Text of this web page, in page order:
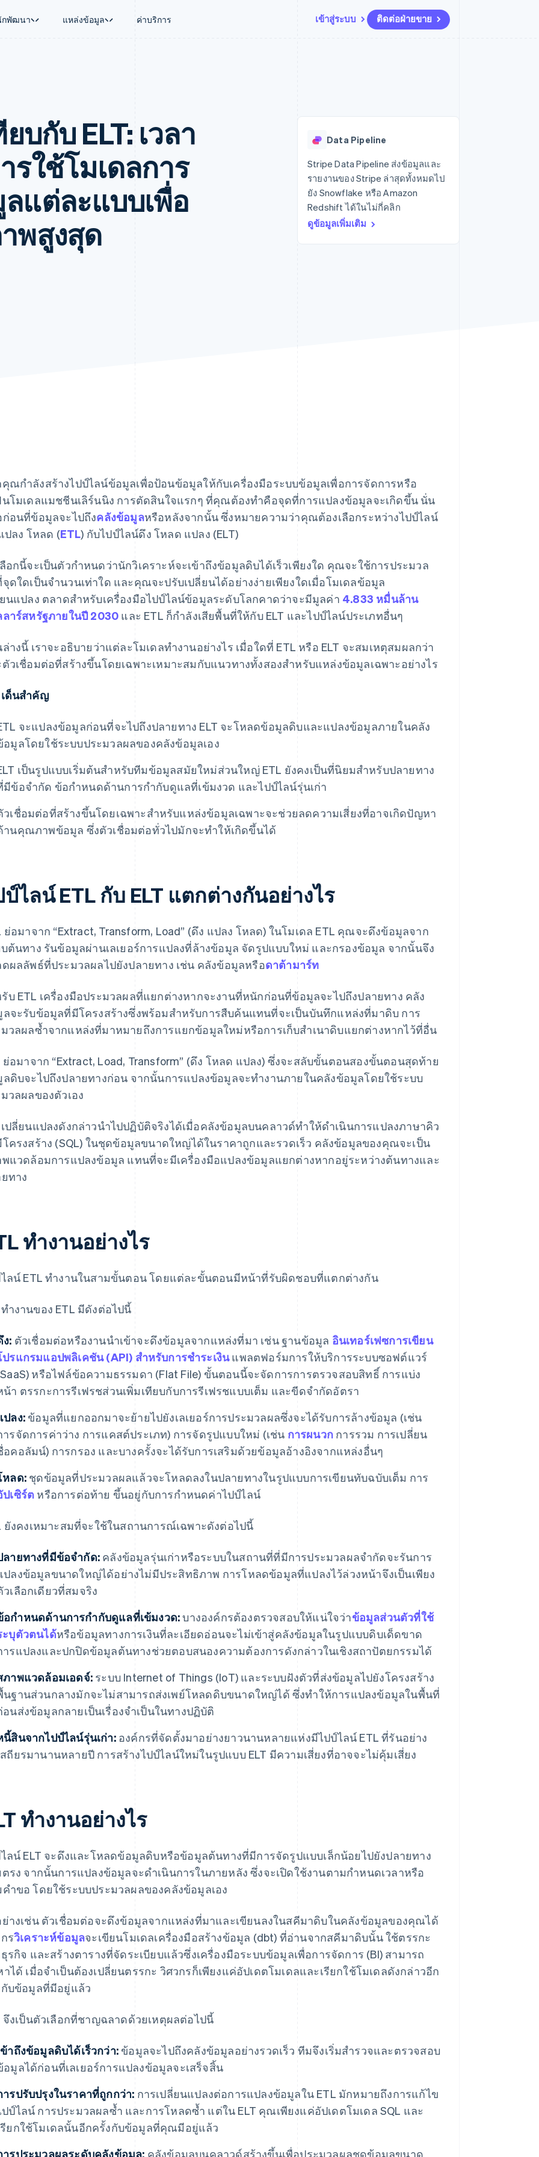
พัฒนา แหล่งข้อมูล ค่าบริการ เข้าสู่ระบบ ติดต่อฝ่ายขาย
ใช้งาน
ล
นตามรอบ
ผนล่วง
ารทำบัญชี
Radar
การก่อตั้งบริษัทสตาร์ทอัพ
Climate
การขจัดคาร์บอน
อัตโนมัติด้านการเงิน
ลก
งินในแอป
เงิน
การบริการ การเดินทาง และสันทนาการ
ประกันภัย
องค์กรไม่แสวงผลกำไร
บริการเฉพาะทาง
ภาครัฐ
ธุรกิจค้าปลีก
จัดการการชำระเงินตามรอบบิล
เสนอการเรียกเก็บเงินตามการใช้งาน
ออกบัตรที่มีสเตเบิลคอยน์รองรับอยู่
จัดเตรียมและจัดการบริการด้วยเอเจนต์
สถานะ API
Stripe Press
บกับ ELT: เวลา
รใช้โมเดลการ
แต่ละแบบเพื่อ
พสูงสุด
Data Pipeline
Stripe Data Pipeline ส่งข้อมูลและ
รายงานของ Stripe ล่าสุดทั้งหมดไป
ยัง Snowflake หรือ Amazon
Redshift ได้ในไม่กี่คลิก
ดูข้อมูลเพิ่มเติม
ณกำลังสร้างไปป์ไลน์ข้อมูลเพื่อป้อนข้อมูลให้กับเครื่องมือระบบข้อมูลเพื่อการจัดการหรือ
โมเดลแมชชีนเลิร์นนิง การตัดสินใจแรกๆ ที่คุณต้องทำคือจุดที่การแปลงข้อมูลจะเกิดขึ้น นั่น
อนที่ข้อมูลจะไปถึงคลังข้อมูลหรือหลังจากนั้น ซึ่งหมายความว่าคุณต้องเลือกระหว่างไปป์ไลน์
ปลง โหลด (ETL) กับไปป์ไลน์ดึง โหลด แปลง (ELT)
อกนี้จะเป็นตัวกำหนดว่านักวิเคราะห์จะเข้าถึงข้อมูลดิบได้เร็วเพียงใด คุณจะใช้การประมวล
ดใดเป็นจำนวนเท่าใด และคุณจะปรับเปลี่ยนได้อย่างง่ายเพียงใดเมื่อโมเดลข้อมูล
นแปลง ตลาดสำหรับเครื่องมือไปป์ไลน์ข้อมูลระดับโลกคาดว่าจะมีมูลค่า 4.833 หมื่นล้าน
าร์สหรัฐภายในปี 2030 และ ETL ก็กำลังเสียพื้นที่ให้กับ ELT และไปป์ไลน์ประเภทอื่นๆ
างนี้ เราจะอธิบายว่าแต่ละโมเดลทำงานอย่างไร เมื่อใดที่ ETL หรือ ELT จะสมเหตุสมผลกว่า
วเชื่อมต่อที่สร้างขึ้นโดยเฉพาะเหมาะสมกับแนวทางทั้งสองสำหรับแหล่งข้อมูลเฉพาะอย่างไร
ด็นสำคัญ
จะแปลงข้อมูลก่อนที่จะไปถึงปลายทาง ELT จะโหลดข้อมูลดิบและแปลงข้อมูลภายในคลัง
อมูลโดยใช้ระบบประมวลผลของคลังข้อมูลเอง
เป็นรูปแบบเริ่มต้นสำหรับทีมข้อมูลสมัยใหม่ส่วนใหญ่ ETL ยังคงเป็นที่นิยมสำหรับปลายทาง
มีข้อจำกัด ข้อกำหนดด้านการกำกับดูแลที่เข้มงวด และไปป์ไลน์รุ่นเก่า
วเชื่อมต่อที่สร้างขึ้นโดยเฉพาะสำหรับแหล่งข้อมูลเฉพาะจะช่วยลดความเสี่ยงที่อาจเกิดปัญหา
านคุณภาพข้อมูล ซึ่งตัวเชื่อมต่อทั่วไปมักจะทำให้เกิดขึ้นได้
ไลน์ ETL กับ ELT แตกต่างกันอย่างไร
ย่อมาจาก “Extract, Transform, Load” (ดึง แปลง โหลด) ในโมเดล ETL คุณจะดึงข้อมูลจาก
ต้นทาง รันข้อมูลผ่านเลเยอร์การแปลงที่ล้างข้อมูล จัดรูปแบบใหม่ และกรองข้อมูล จากนั้นจึง
ผลลัพธ์ที่ประมวลผลไปยังปลายทาง เช่น คลังข้อมูลหรือดาต้ามาร์ท
บ ETL เครื่องมือประมวลผลที่แยกต่างหากจะงานที่หนักก่อนที่ข้อมูลจะไปถึงปลายทาง คลัง
จะรับข้อมูลที่มีโครงสร้างซึ่งพร้อมสำหรับการสืบค้นแทนที่จะเป็นบันทึกแหล่งที่มาดิบ การ
วลผลซ้ำจากแหล่งที่มาหมายถึงการแยกข้อมูลใหม่หรือการเก็บสำเนาดิบแยกต่างหากไว้ที่อื่น
ย่อมาจาก “Extract, Load, Transform” (ดึง โหลด แปลง) ซึ่งจะสลับขั้นตอนสองขั้นตอนสุดท้าย
ดิบจะไปถึงปลายทางก่อน จากนั้นการแปลงข้อมูลจะทำงานภายในคลังข้อมูลโดยใช้ระบบ
วลผลของตัวเอง
ปลี่ยนแปลงดังกล่าวนำไปปฏิบัติจริงได้เมื่อคลังข้อมูลบนคลาวด์ทำให้ดำเนินการแปลงภาษาคิว
ครงสร้าง (SQL) ในชุดข้อมูลขนาดใหญ่ได้ในราคาถูกและรวดเร็ว คลังข้อมูลของคุณจะเป็น
แวดล้อมการแปลงข้อมูล แทนที่จะมีเครื่องมือแปลงข้อมูลแยกต่างหากอยู่ระหว่างต้นทางและ
ทาง
ทำงานอย่างไร
ลน์ ETL ทำงานในสามขั้นตอน โดยแต่ละขั้นตอนมีหน้าที่รับผิดชอบที่แตกต่างกัน
ำงานของ ETL มีดังต่อไปนี้
ง: ตัวเชื่อมต่อหรืองานนำเข้าจะดึงข้อมูลจากแหล่งที่มา เช่น ฐานข้อมูล อินเทอร์เฟซการเขียน
ปรแกรมแอปพลิเคชัน (API) สำหรับการชำระเงินแพลตฟอร์มการให้บริการระบบซอฟต์แวร์
หรือไฟล์ข้อความธรรมดา (Flat File) ขั้นตอนนี้จะจัดการการตรวจสอบสิทธิ์ การแบ่ง
น้า ตรรกะการรีเฟรชส่วนเพิ่มเทียบกับการรีเฟรชแบบเต็ม และขีดจำกัดอัตรา
ปลง: ข้อมูลที่แยกออกมาจะย้ายไปยังเลเยอร์การประมวลผลซึ่งจะได้รับการล้างข้อมูล (เช่น
ารจัดการค่าว่าง การแคสต์ประเภท) การจัดรูปแบบใหม่ (เช่น การผนวก การรวม การเปลี่ยน
อคอลัมน์) การกรอง และบางครั้งจะได้รับการเสริมด้วยข้อมูลอ้างอิงจากแหล่งอื่นๆ
หลด: ชุดข้อมูลที่ประมวลผลแล้วจะโหลดลงในปลายทางในรูปแบบการเขียนทับฉบับเต็ม การ
ปเซิร์ต หรือการต่อท้าย ขึ้นอยู่กับการกำหนดค่าไปป์ไลน์
ยังคงเหมาะสมที่จะใช้ในสถานการณ์เฉพาะดังต่อไปนี้
ลายทางที่มีข้อจำกัด: คลังข้อมูลรุ่นเก่าหรือระบบในสถานที่ที่มีการประมวลผลจำกัดจะรันการ
ปลงข้อมูลขนาดใหญ่ได้อย่างไม่มีประสิทธิภาพ การโหลดข้อมูลที่แปลงไว้ล่วงหน้าจึงเป็นเพียง
วเลือกเดียวที่สมจริง
อกำหนดด้านการกำกับดูแลที่เข้มงวด:บางองค์กรต้องตรวจสอบให้แน่ใจว่าข้อมูลส่วนตัวที่ใช้
ะบุตัวตนได้หรือข้อมูลทางการเงินที่ละเอียดอ่อนจะไม่เข้าสู่คลังข้อมูลในรูปแบบดิบเด็ดขาด
ารแปลงและปกปิดข้อมูลต้นทางช่วยตอบสนองความต้องการดังกล่าวในเชิงสถาปัตยกรรมได้
ภาพแวดล้อมเอดจ์: ระบบ Internet of Things (IoT) และระบบฝังตัวที่ส่งข้อมูลไปยังโครงสร้าง
นฐานส่วนกลางมักจะไม่สามารถส่งเพย์โหลดดิบขนาดใหญ่ได้ ซึ่งทำให้การแปลงข้อมูลในพื้นที่
อนส่งข้อมูลกลายเป็นเรื่องจำเป็นในทางปฏิบัติ
นี้สินจากไปป์ไลน์รุ่นเก่า:องค์กรที่จัดตั้งมาอย่างยาวนานหลายแห่งมีไปป์ไลน์ ETL ที่รันอย่าง
สถียรมานานหลายปี การสร้างไปป์ไลน์ใหม่ในรูปแบบ ELT มีความเสี่ยงที่อาจจะไม่คุ้มเสี่ยง
ทำงานอย่างไร
ลน์ ELT จะดึงและโหลดข้อมูลดิบหรือข้อมูลต้นทางที่มีการจัดรูปแบบเล็กน้อยไปยังปลายทาง
รง จากนั้นการแปลงข้อมูลจะดำเนินการในภายหลัง ซึ่งจะเปิดใช้งานตามกำหนดเวลาหรือ
ำขอ โดยใช้ระบบประมวลผลของคลังข้อมูลเอง
างเช่น ตัวเชื่อมต่อจะดึงข้อมูลจากแหล่งที่มาและเขียนลงในสคีมาดิบในคลังข้อมูลของคุณได้
รวิเคราะห์ข้อมูลจะเขียนโมเดลเครื่องมือสร้างข้อมูล (dbt) ที่อ่านจากสคีมาดิบนั้น ใช้ตรรกะ
รกิจ และสร้างตารางที่จัดระเบียบแล้วซึ่งเครื่องมือระบบข้อมูลเพื่อการจัดการ (BI) สามารถ
ได้ เมื่อจำเป็นต้องเปลี่ยนตรรกะ วิศวกรก็เพียงแค่อัปเดตโมเดลและเรียกใช้โมเดลดังกล่าวอีก
บข้อมูลที่มีอยู่แล้ว
จึงเป็นตัวเลือกที่ชาญฉลาดด้วยเหตุผลต่อไปนี้
ข้าถึงข้อมูลดิบได้เร็วกว่า: ข้อมูลจะไปถึงคลังข้อมูลอย่างรวดเร็ว ทีมจึงเริ่มสำรวจและตรวจสอบ
อมูลได้ก่อนที่เลเยอร์การแปลงข้อมูลจะเสร็จสิ้น
ารปรับปรุงในราคาที่ถูกกว่า: การเปลี่ยนแปลงต่อการแปลงข้อมูลใน ETL มักหมายถึงการแก้ไข
ปป์ไลน์ การประมวลผลซ้ำ และการโหลดซ้ำ แต่ใน ELT คุณเพียงแค่อัปเดตโมเดล SQL และ
รียกใช้โมเดลนั้นอีกครั้งกับข้อมูลที่คุณมีอยู่แล้ว
ารประมวลผลระดับคลังข้อมูล: คลังข้อมูลบนคลาวด์สร้างขึ้นเพื่อประมวลผลชุดข้อมูลขนาด